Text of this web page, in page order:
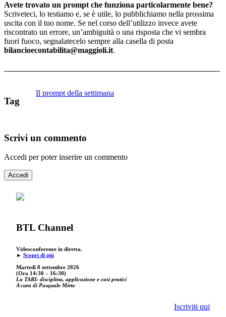
Avete trovato un prompt che funziona particolarmente bene?
Scriveteci, lo testiamo e, se è utile, lo pubblichiamo nella prossima
uscita con il tuo nome. Se nel corso dell’utilizzo invece avete
riscontrato un errore, un’ambiguità o una risposta che vi sembra
fuori fuoco, segnalatecelo sempre alla casella di posta
bilancioecontabilita@maggioli.it.
Tag
Il prompt della settimana
Scrivi un commento
Accedi per poter inserire un commento
Accedi
BTL Channel
Videoconferenze in diretta.
► Scopri di più
Martedì 8 settembre 2026
(Ora 14:30 – 16:30)
La TARI: disciplina, applicazione e casi pratici
A cura di Pasquale Mirto
Iscriviti qui